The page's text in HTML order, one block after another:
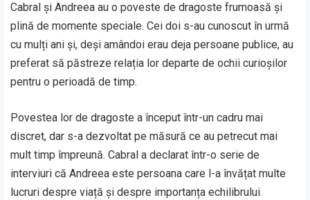
Cabral și Andreea au o poveste de dragoste frumoasă și
plină de momente speciale. Cei doi s-au cunoscut în urmă
cu mulți ani și, deși amândoi erau deja persoane publice, au
preferat să păstreze relația lor departe de ochii curioșilor
pentru o perioadă de timp.
Povestea lor de dragoste a început într-un cadru mai
discret, dar s-a dezvoltat pe măsură ce au petrecut mai
mult timp împreună. Cabral a declarat într-o serie de
interviuri că Andreea este persoana care l-a învățat multe
lucruri despre viață și despre importanța echilibrului.